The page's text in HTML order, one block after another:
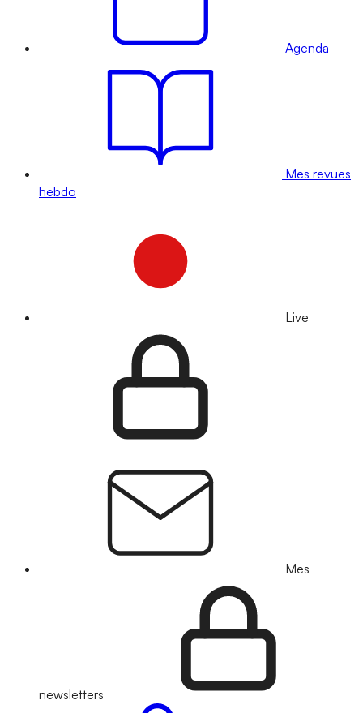
Agenda
Mes revues
hebdo
Live
Mes
newsletters